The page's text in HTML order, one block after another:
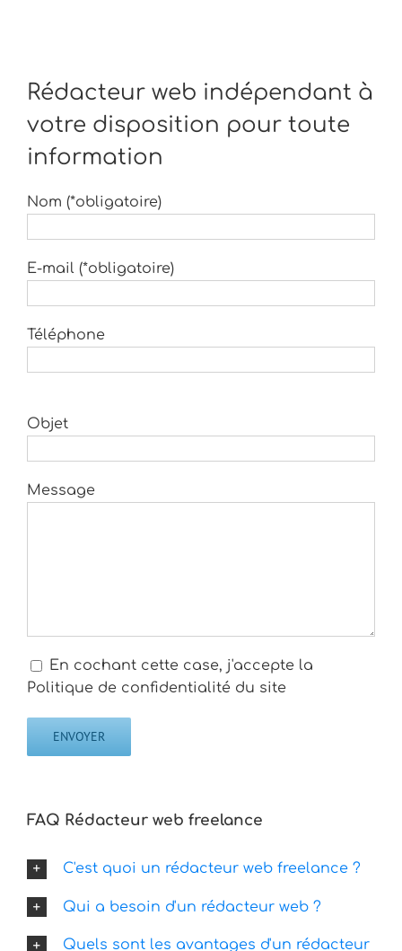
Rédacteur web indépendant à
votre disposition pour toute
information
Nom (*obligatoire)
E-mail (*obligatoire)
Téléphone
Objet
Message
En cochant cette case, j'accepte la
Politique de confidentialité du site
FAQ Rédacteur web freelance
C'est quoi un rédacteur web freelance ?
Qui a besoin d'un rédacteur web ?
Quels sont les avantages d'un rédacteur